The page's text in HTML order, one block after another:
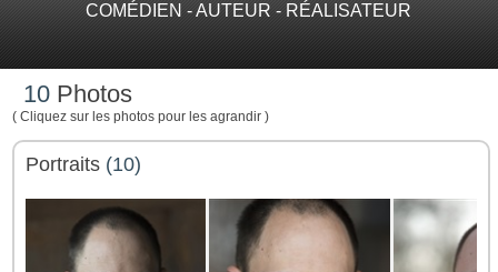
COMÉDIEN - AUTEUR - RÉALISATEUR
10 Photos
( Cliquez sur les photos pour les agrandir )
Portraits (10)